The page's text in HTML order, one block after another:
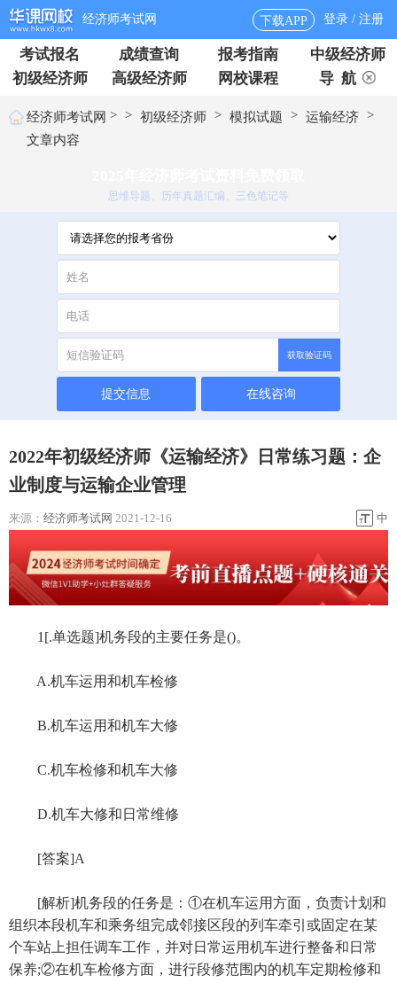
经济师考试网 下载APP 登录 / 注册
考试报名 成绩查询 报考指南
中级经济师
初级经济师
高级经济师 网校课程 导 航
经济师考试网 > > 初级经济师 > 模拟试题 > 运输经济 >
文章内容
思维导题、历年真题汇编、三色笔记等
获取验证码
提交信息 在线咨询
2022年初级经济师《运输经济》日常练习题：企
业制度与运输企业管理
来源： 经济师考试网 2021-12-16 中
1[.单选题]机务段的主要任务是()。
A.机车运用和机车检修
B.机车运用和机车大修
C.机车检修和机车大修
D.机车大修和日常维修
[答案]A
[解析]机务段的任务是：①在机车运用方面，负责计划和
组织本段机车和乘务组完成邻接区段的列车牵引或固定在某
个车站上担任调车工作，并对日常运用机车进行整备和日常
保养;②在机车检修方面，进行段修范围内的机车定期检修和